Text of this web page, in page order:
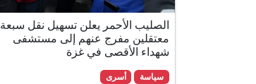
الصليب الأحمر يعلن تسهيل نقل سبعة
معتقلين مفرج عنهم إلى مستشفى
شهداء الأقصى في غزة
سياسة أسرى